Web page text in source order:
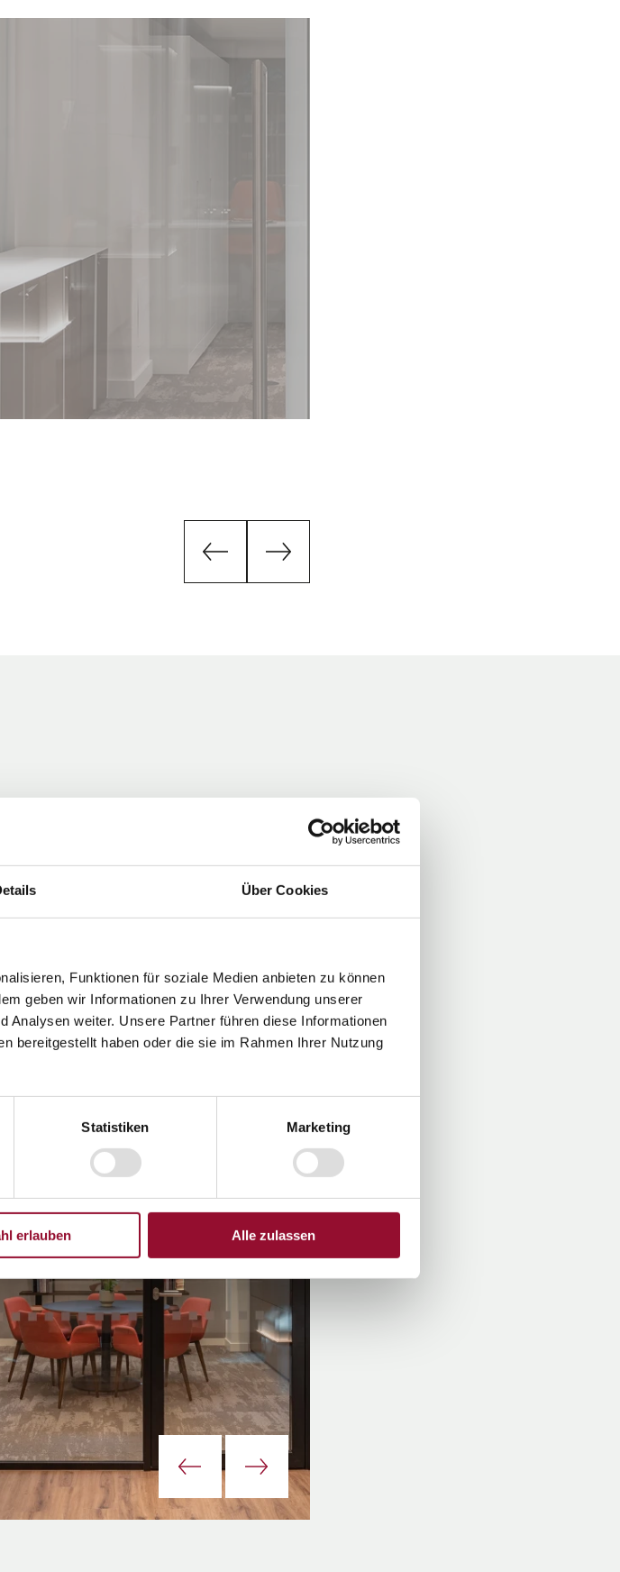
Über Cookies
Funktionen für soziale Medien anbieten zu können
geben wir Informationen zu Ihrer Verwendung unserer
Analysen weiter. Unsere Partner führen diese Informationen
bereitgestellt haben oder die sie im Rahmen Ihrer Nutzung
Statistiken Marketing
erlauben Alle zulassen